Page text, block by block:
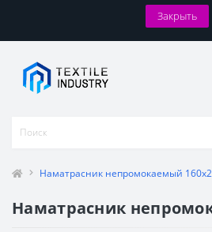
Закрыть
Наматрасник непромокаемый
Наматрасник